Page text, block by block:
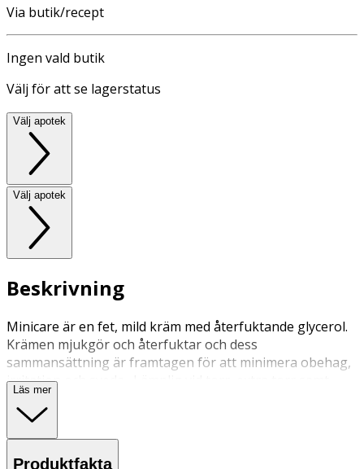
Via butik/recept
Ingen vald butik
Välj för att se lagerstatus
Välj apotek
Välj apotek
Beskrivning
Minicare är en fet, mild kräm med återfuktande glycerol.
Krämen mjukgör och återfuktar och dess
sammansättning är framtagen för att minimera obehag,
irritation och sveda. Lämplig vid torr, extra torr samt
atopisk hud och eksem.
Krämen smörjes in vid behov, gärna flera gånger
Läs mer
Produktfakta